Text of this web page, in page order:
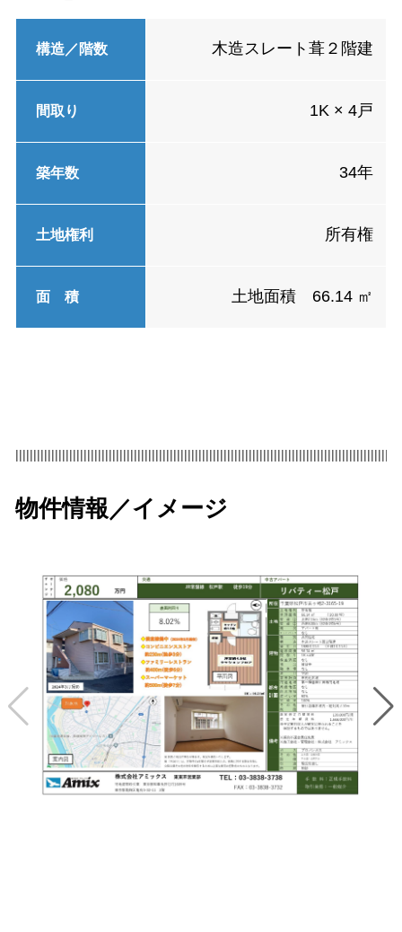
構造／階数 木造スレート葺２階建
間取り 1K × 4戸
築年数 34年
土地権利 所有権
面 積 土地面積 66.14 ㎡
物件情報／イメージ